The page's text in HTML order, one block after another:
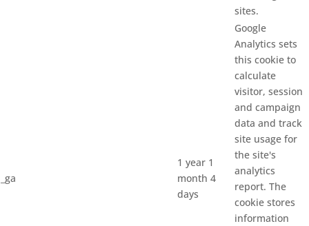
sites.
_ga
1 year 1
month 4
days
Google
Analytics sets
this cookie to
calculate
visitor, session
and campaign
data and track
site usage for
the site's
analytics
report. The
cookie stores
information